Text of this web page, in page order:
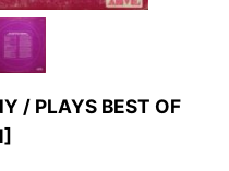
/ PLAYS BEST OF
]